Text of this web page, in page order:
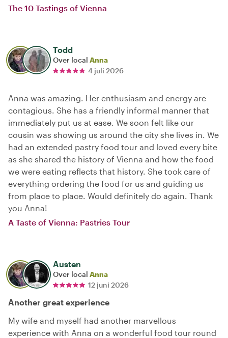
The 10 Tastings of Vienna
Todd
Over local Anna
4 juli 2026
Anna was amazing. Her enthusiasm and energy are
contagious. She has a friendly informal manner that
immediately put us at ease. We soon felt like our
cousin was showing us around the city she lives in. We
had an extended pastry food tour and loved every bite
as she shared the history of Vienna and how the food
we were eating reflects that history. She took care of
everything ordering the food for us and guiding us
from place to place. Would definitely do again. Thank
you Anna!
A Taste of Vienna: Pastries Tour
Austen
Over local Anna
12 juni 2026
Another great experience
My wife and myself had another marvellous
experience with Anna on a wonderful food tour round